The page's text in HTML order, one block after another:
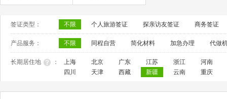
签证类型： 不限 个人旅游签证 探亲访友签证 商务签证
产品服务： 不限 同程自营 简化材料 加急办理 代做
长期居住地 ： 上海 北京 广东 江苏 浙江
河南
四川
天津 西藏 新疆 云南 重庆